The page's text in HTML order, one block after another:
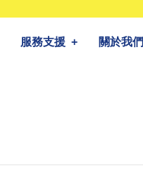
服務支援 + 關於我們